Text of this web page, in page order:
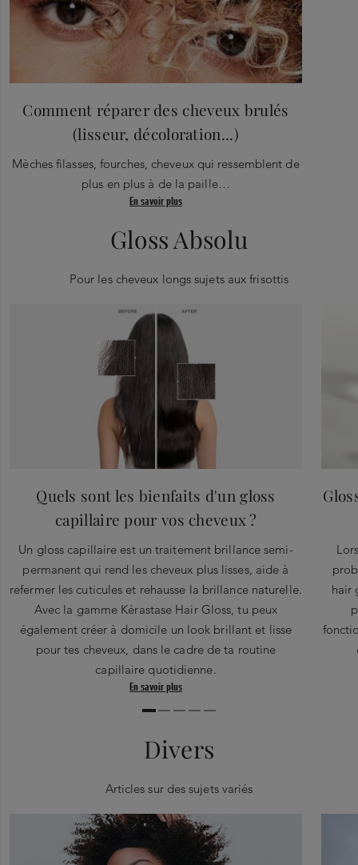
Comment réparer des cheveux brulés
(lisseur, décoloration...)
Mèches filasses, fourches, cheveux qui ressemblent de
plus en plus à de la paille…
En savoir plus
Gloss Absolu
Pour les cheveux longs sujets aux frisottis
Quels sont les bienfaits d'un gloss
capillaire pour vos cheveux ?
Un gloss capillaire est un traitement brillance semi-
permanent qui rend les cheveux plus lisses, aide à
refermer les cuticules et rehausse la brillance naturelle.
Avec la gamme Kérastase Hair Gloss, tu peux
également créer à domicile un look brillant et lisse
pour tes cheveux, dans le cadre de ta routine
capillaire quotidienne.
En savoir plus
hair
Divers
Articles sur des sujets variés